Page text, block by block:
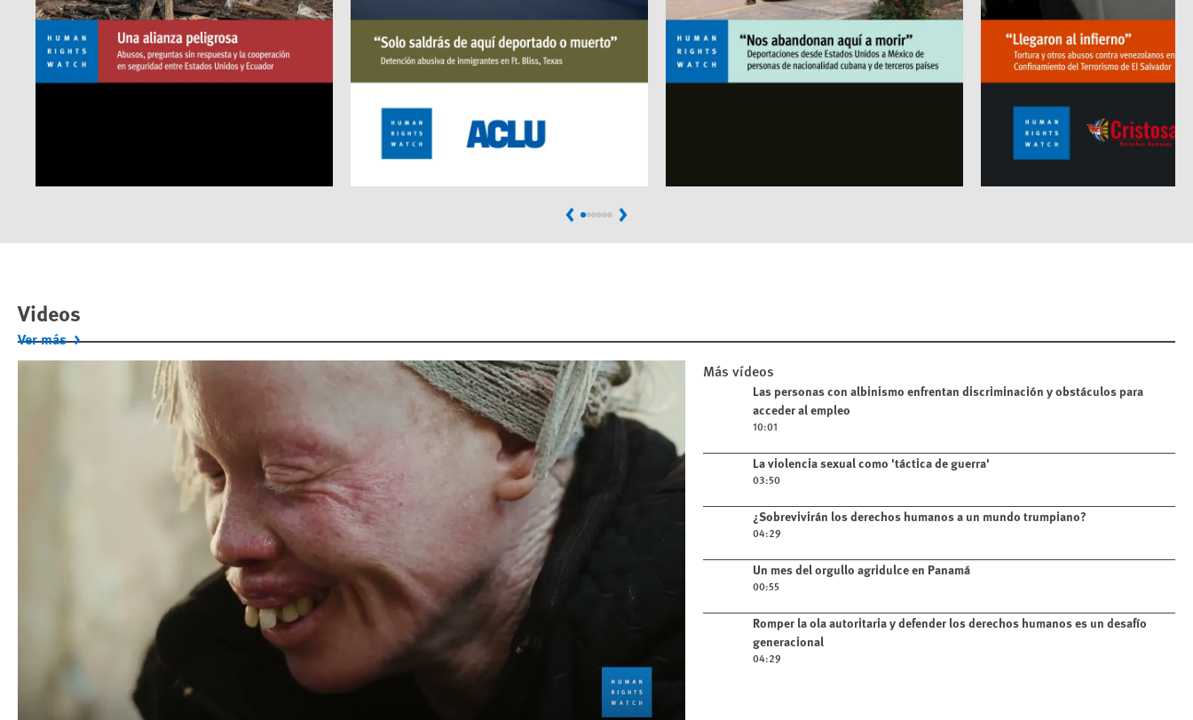
PreviousNext
Videos
Ver más
Más vídeos
Play videoLas personas con albinismo enfrentan discriminación y obstáculos para
acceder al empleo
10:01
Play videoLa violencia sexual como 'táctica de guerra'
03:50
Play video¿Sobrevivirán los derechos humanos a un mundo trumpiano?
04:29
Play videoUn mes del orgullo agridulce en Panamá
00:55
Play videoRomper la ola autoritaria y defender los derechos humanos es un desafío
generacional
04:29